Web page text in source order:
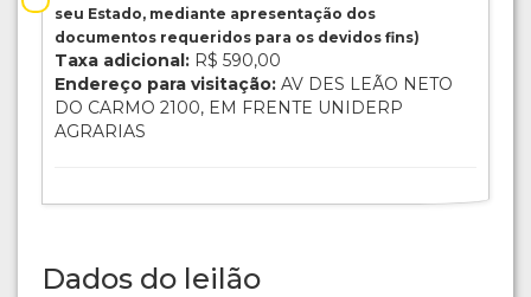
seu Estado, mediante apresentação dos
documentos requeridos para os devidos fins)
Taxa adicional: R$ 590,00
Endereço para visitação: AV DES LEÃO NETO
DO CARMO 2100, EM FRENTE UNIDERP
AGRARIAS
Dados do leilão